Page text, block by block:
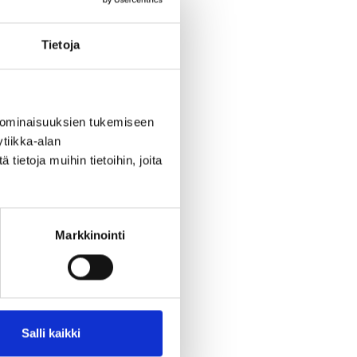
Tietoja
tukemiseen
alan
tietoja muihin tietoihin, joita
Markkinointi
Salli kaikki
vaiheisiin. Viime
alettu huomaamaan
käytölle.
Näin
avaa.
Juuri
nostaa tehtaan
sillä se edistää
on hänelle
asiakkaiden